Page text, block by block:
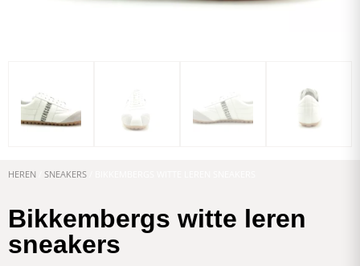
HEREN SNEAKERS
Bikkembergs witte leren
sneakers